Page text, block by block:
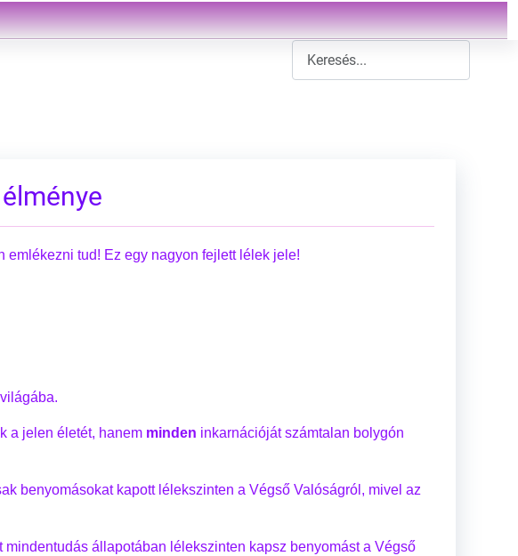
emlékezni tud! Ez egy nagyon fejlett lélek jele!
a jelen életét, hanem minden inkarnációját számtalan bolygón
benyomásokat kapott lélekszinten a Végső Valóságról, mivel az
állapotában lélekszinten kapsz benyomást a Végső